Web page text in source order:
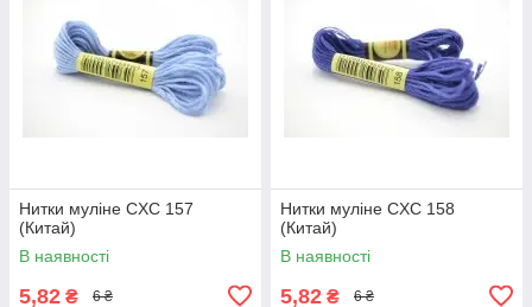
Нитки муліне CXC 157
(Китай)
В наявності
5,82 ₴ 6 ₴
Нитки муліне CXC 158
(Китай)
В наявності
5,82 ₴ 6 ₴